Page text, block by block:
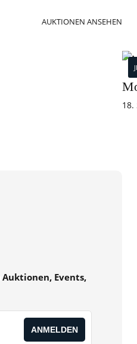
AUKTIONEN ANSEHEN
18.
Auktionen, Events,